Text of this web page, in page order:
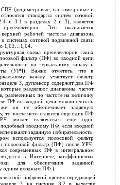
(дециметровые, сантиметровые и
стандарты систем сотовой
и 3.1 в разделах 2 и 3), является
преселекторов. Это оказывается
рабочей частоты диапазона
системах сотовой подвижной связи
1,03…1,04.
схема преселекторов таких
фильтр (ПФ) во входной цепи
по зеркальному каналу и
(УРЧ). Важно отметить, что в
каналу участвует фильтр
3, дуплексор содержит два ПФ
разделяют диапазоны частот
разнесенных по частоте на величину
ПФ во входной цепи можно считать
он не обеспечивает заданную
то после него ставится еще один ПФ
может включаться еще один
подобный входному ПФ, если входной
заданную избирательность.
используется полосовой фильтр
полосовой фильтр (ПФ) после УРЧ.
современных ПФ в интегральном
в Интернете, коэффициенты
для обеспечения заданной
одним входным ПФ.)
цифровой приемо-передающей